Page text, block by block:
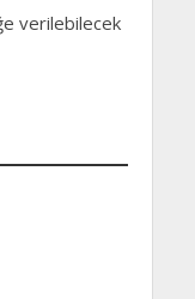
verilebilecek